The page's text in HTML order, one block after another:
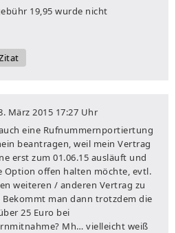
19,95 wurde nicht
März 2015 17:27 Uhr
eine Rufnummernportiertung
beantragen, weil mein Vertrag
erst zum 01.06.15 ausläuft und
Option offen halten möchte, evtl.
weiteren / anderen Vertrag zu
man dann trotzdem die
25 Euro bei
Mh… vielleicht weiß